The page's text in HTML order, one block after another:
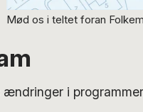
Mød os i teltet foran
ændringer i